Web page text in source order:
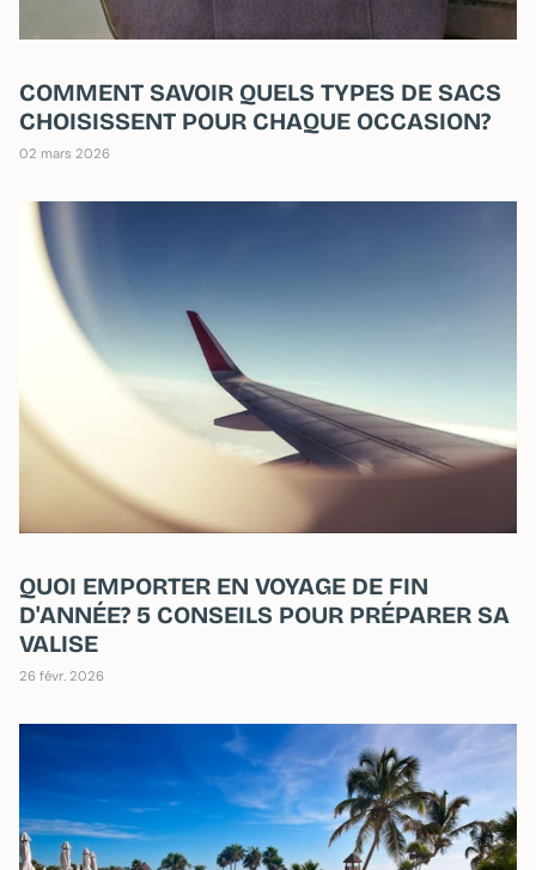
COMMENT SAVOIR QUELS TYPES DE SACS
CHOISISSENT POUR CHAQUE OCCASION?
02 mars 2026
QUOI EMPORTER EN VOYAGE DE FIN
D'ANNÉE? 5 CONSEILS POUR PRÉPARER SA
VALISE
26 févr. 2026